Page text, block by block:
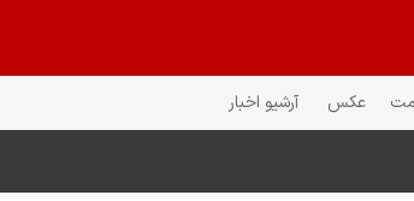
عکس آرشیو اخبار